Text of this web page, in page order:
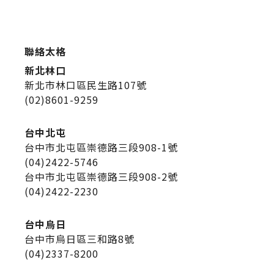
聯絡太格
新北林口
新北市林口區民生路107號
(02)8601-9259
台中北屯
台中市北屯區崇德路三段908-1號
(04)2422-5746
台中市北屯區崇德路三段908-2號
(04)2422-2230
台中烏日
台中市烏日區三和路8號
(04)2337-8200